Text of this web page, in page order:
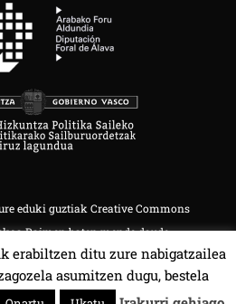
eduki guztiak Creative Commons
Baimen baten mende daude.
erabiltzen ditu zure nabigatzailea
asumitzen dugu, bestela